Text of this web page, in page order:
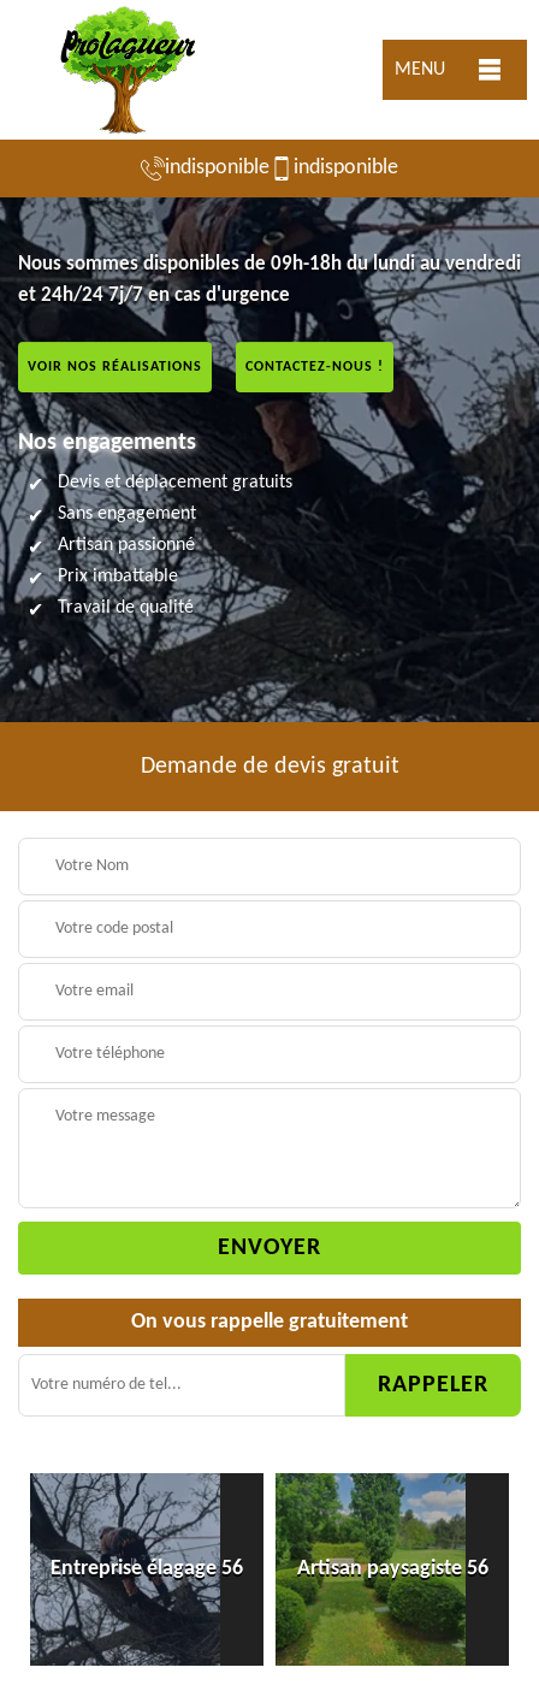
MENU
indisponible indisponible
Nous sommes disponibles de 09h-18h du lundi au vendredi
et 24h/24 7j/7 en cas d'urgence
VOIR NOS RÉALISATIONS CONTACTEZ-NOUS !
Nos engagements
Devis et déplacement gratuits
Sans engagement
Artisan passionné
Prix imbattable
Travail de qualité
Demande de devis gratuit
On vous rappelle gratuitement
Entreprise élagage 56 Artisan paysagiste 56